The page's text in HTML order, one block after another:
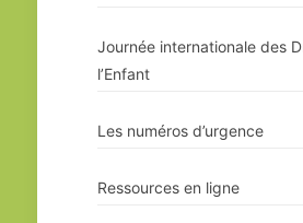
Journée internationale des
l’Enfant
Les numéros d’urgence
Ressources en ligne